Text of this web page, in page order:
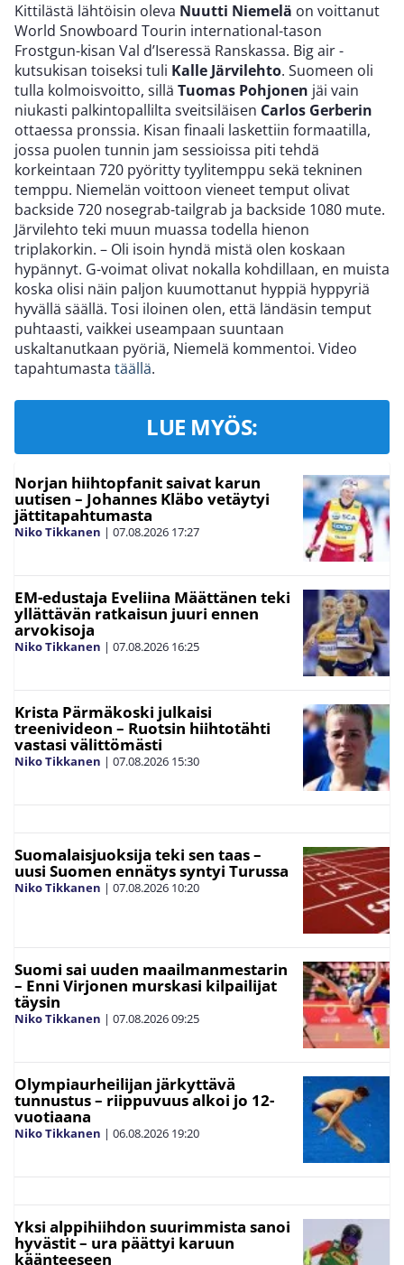
Kittilästä lähtöisin oleva Nuutti Niemelä on voittanut
World Snowboard Tourin international-tason
Frostgun-kisan Val d’Iseressä Ranskassa. Big air -
kutsukisan toiseksi tuli Kalle Järvilehto. Suomeen oli
tulla kolmoisvoitto, sillä Tuomas Pohjonen jäi vain
niukasti palkintopallilta sveitsiläisen Carlos Gerberin
ottaessa pronssia. Kisan finaali laskettiin formaatilla,
jossa puolen tunnin jam sessioissa piti tehdä
korkeintaan 720 pyöritty tyylitemppu sekä tekninen
temppu. Niemelän voittoon vieneet temput olivat
backside 720 nosegrab-tailgrab ja backside 1080 mute.
Järvilehto teki muun muassa todella hienon
triplakorkin. – Oli isoin hyndä mistä olen koskaan
hypännyt. G-voimat olivat nokalla kohdillaan, en muista
koska olisi näin paljon kuumottanut hyppiä hyppyriä
hyvällä säällä. Tosi iloinen olen, että ländäsin temput
puhtaasti, vaikkei useampaan suuntaan
uskaltanutkaan pyöriä, Niemelä kommentoi. Video
tapahtumasta täällä.
LUE MYÖS:
Norjan hiihtopfanit saivat karun
uutisen – Johannes Kläbo vetäytyi
jättitapahtumasta
Niko Tikkanen | 07.08.2026 17:27
EM-edustaja Eveliina Määttänen teki
yllättävän ratkaisun juuri ennen
arvokisoja
Niko Tikkanen | 07.08.2026 16:25
Krista Pärmäkoski julkaisi
treenivideon – Ruotsin hiihtotähti
vastasi välittömästi
Niko Tikkanen | 07.08.2026 15:30
Suomalaisjuoksija teki sen taas –
uusi Suomen ennätys syntyi Turussa
Niko Tikkanen | 07.08.2026 10:20
Suomi sai uuden maailmanmestarin
– Enni Virjonen murskasi kilpailijat
täysin
Niko Tikkanen | 07.08.202609:25
Olympiaurheilijan järkyttävä
tunnustus – riippuvuus alkoi jo 12-
vuotiaana
Niko Tikkanen | 06.08.2026 19:20
Yksi alppihiihdon suurimmista sanoi
hyvästit – ura päättyi karuun
käänteeseen